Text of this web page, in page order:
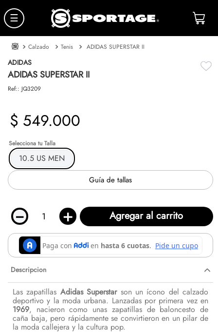
☰
Calzado Tenis ADIDAS SUPERSTAR II
ADIDAS
ADIDAS SUPERSTAR II
Ref:: JQ3209
$ 549.000
Talla
10.5 US MEN
Guía de tallas
＋
－ Agregar al carrito
Descripcion
Las zapatillas Adidas Superstarson un ícono del calzado
deportivo y la moda urbana. Lanzadas por primera vez en
1969, nacieron como unas zapatillas de baloncesto de
caña baja, pero rápidamente se convirtieron en un pilar de
la moda callejera y la cultura pop.